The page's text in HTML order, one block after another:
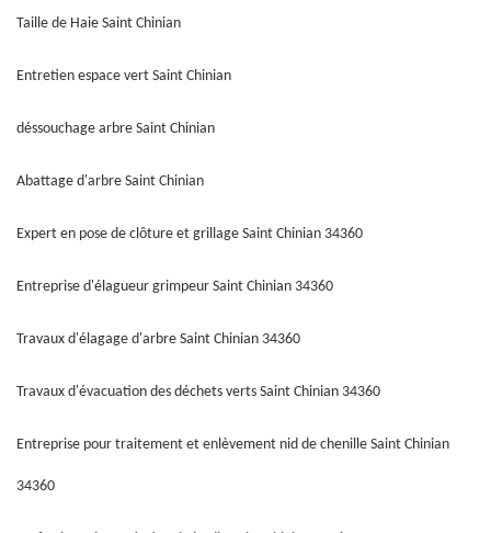
Taille de Haie Saint Chinian
Entretien espace vert Saint Chinian
déssouchage arbre Saint Chinian
Abattage d'arbre Saint Chinian
Expert en pose de clôture et grillage Saint Chinian 34360
Entreprise d'élagueur grimpeur Saint Chinian 34360
Travaux d'élagage d'arbre Saint Chinian 34360
Travaux d'évacuation des déchets verts Saint Chinian 34360
Entreprise pour traitement et enlèvement nid de chenille Saint Chinian
34360